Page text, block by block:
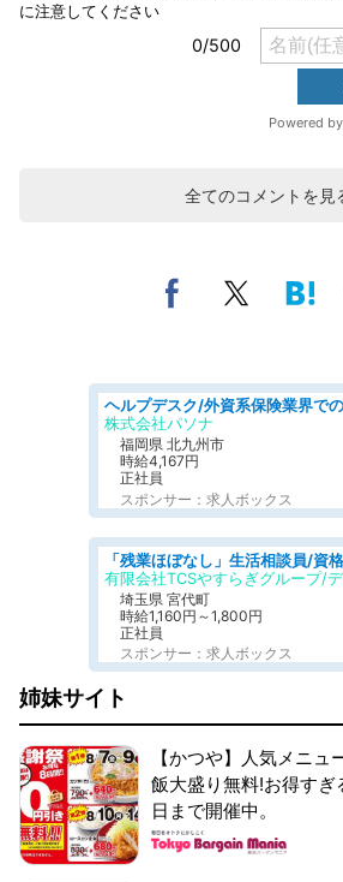
全てのコメントを見
株式会社パソナ
福岡県 北九州市
時給4,167円
正社員
スポンサー：求人ボックス
埼玉県 宮代町
時給1,160円～1,800円
正社員
スポンサー：求人ボックス
姉妹サイト
【かつや】人気メニ
飯大盛り無料!お得す
日まで開催中。